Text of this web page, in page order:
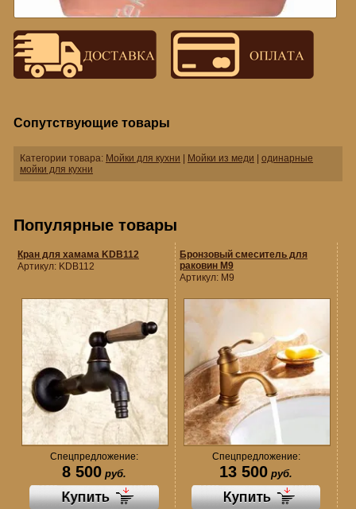
Сопутствующие товары
Категории товара: Мойки для кухни Мойки из меди
одинарные
мойки для кухни
Популярные товары
Кран для хамама KDB112
Артикул: KDB112
Спецпредложение:
8 500руб.
Бронзовый смеситель для
раковин M9
Артикул: M9
Спецпредложение:
13 500 руб.